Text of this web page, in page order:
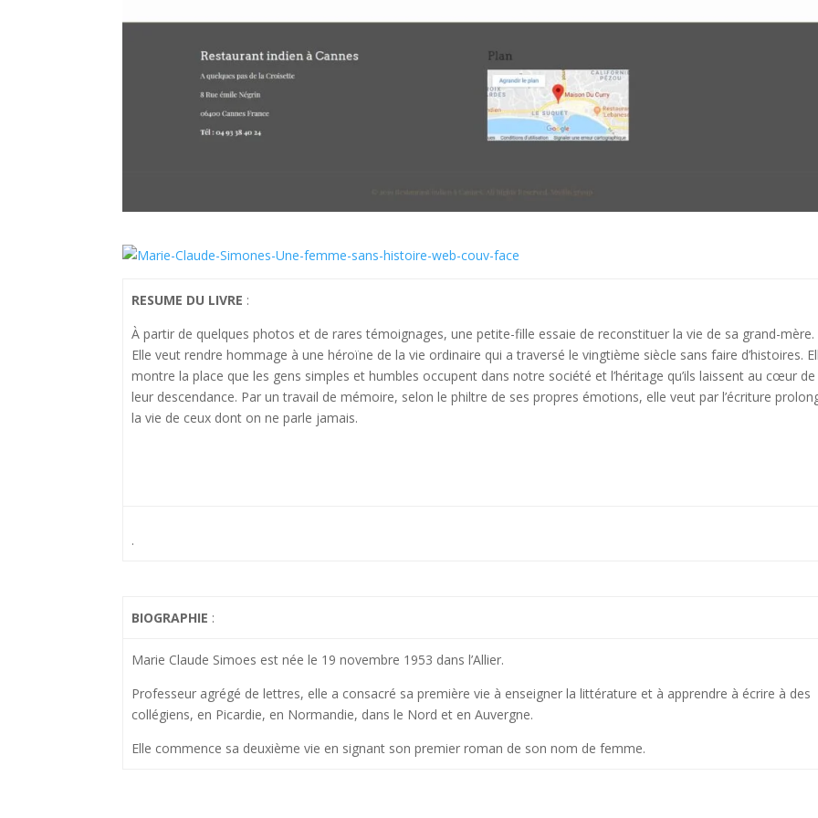
RESUME DU LIVRE :
À partir de quelques photos et de rares témoignages, une petite-fille essaie de reconstituer la vie de sa grand-mère.
Elle veut rendre hommage à une héroïne de la vie ordinaire qui a traversé le vingtième siècle sans faire d’histoires.
montre la place que les gens simples et humbles occupent dans notre société et l’héritage qu’ils laissent au cœur de
leur descendance. Par un travail de mémoire, selon le philtre de ses propres émotions, elle veut par l’écriture
la vie de ceux dont on ne parle jamais.
.
BIOGRAPHIE :
Marie Claude Simoes est née le 19 novembre 1953 dans l’Allier.
Professeur agrégé de lettres, elle a consacré sa première vie à enseigner la littérature et à apprendre à écrire à des
collégiens, en Picardie, en Normandie, dans le Nord et en Auvergne.
Elle commence sa deuxième vie en signant son premier roman de son nom de femme.